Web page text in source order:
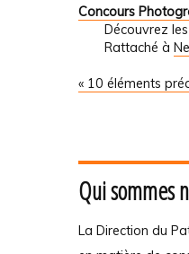
Concours
Découvrez
Rattaché à
« 10 éléments
Qui sommes
La Direction du